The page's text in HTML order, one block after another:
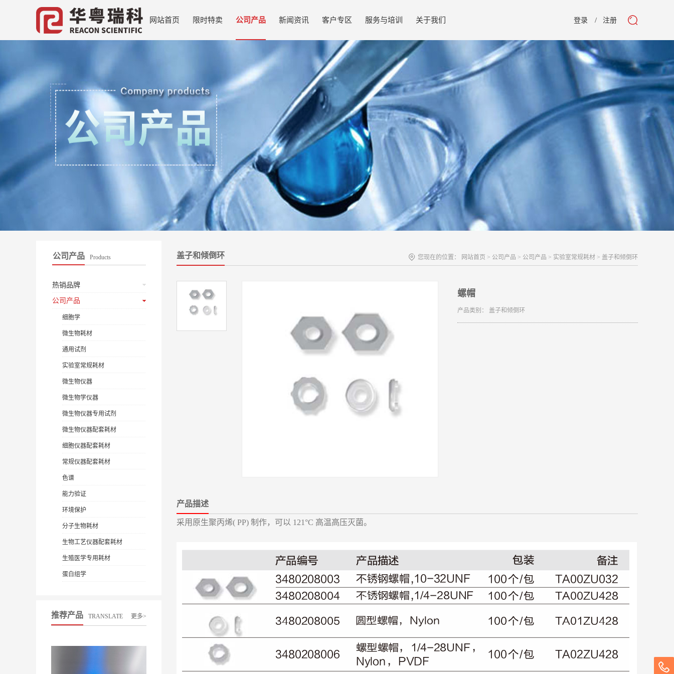
登录 注册
网站首页 限时特卖 公司产品 新闻资讯 客户专区 服务与培训 关于我们
公司产品 Products
热销品牌
公司产品
细胞学
微生物耗材
通用试剂
实验室常规耗材
微生物仪器
微生物学仪器
微生物仪器专用试剂
微生物仪器配套耗材
细胞仪器配套耗材
常规仪器配套耗材
色谱
能力验证
环境保护
分子生物耗材
生物工艺仪器配套耗材
生殖医学专用耗材
蛋白组学
推荐产品 TRANSLATE 更多>
盖子和倾倒环 您现在的位置： 网站首页 > 公司产品 > 公司产品 > 实验室常规耗材 > 盖子和倾倒环
螺帽
产品类别： 盖子和倾倒环
产品描述
采用原生聚丙烯( PP) 制作，可以 121°C 高温高压灭菌。